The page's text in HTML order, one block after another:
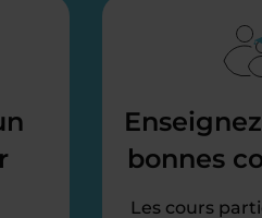
bonnes
Les cours